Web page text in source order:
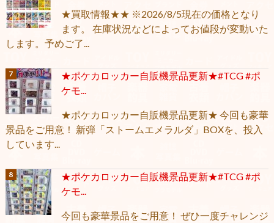
★買取情報★★ ※2026/8/5現在の価格となり
ます。 在庫状況などによってお値段が変動いた
します。予めご了...
★ポケカロッカー自販機景品更新★#TCG #ポ
ケモ...
★ポケカロッカー自販機景品更新★ 今回も豪華
景品をご用意！ 新弾「ストームエメラルダ」BOXを、投入
しています...
★ポケカロッカー自販機景品更新★#TCG #ポ
ケモ...
今回も豪華景品をご用意！ ぜひ一度チャレンジ